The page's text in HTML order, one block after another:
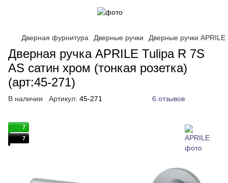
Дверная фурнитура Дверные ручки Дверные ручки APRILE
Дверная ручка APRILE Tulipa R 7S
AS сатин хром (тонкая розетка)
(арт:45-271)
В наличии Артикул: 45-271 6 отзывов
7
7